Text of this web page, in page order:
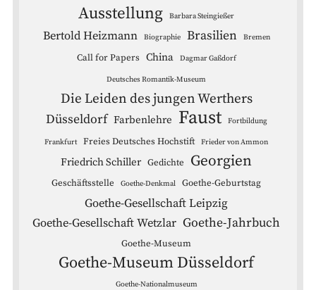
Ausstellung Barbara Steingießer
Bertold Heizmann Biographie Brasilien Bremen
Call for Papers China Dagmar Gaßdorf
Deutsches Romantik-Museum
Die Leiden des jungen Werthers
Düsseldorf Farbenlehre Faust Fortbildung
Frankfurt Freies Deutsches Hochstift Frieder von Ammon
Friedrich Schiller Gedichte Georgien
Geschäftsstelle Goethe-Denkmal Goethe-Geburtstag
Goethe-Gesellschaft Leipzig
Goethe-Gesellschaft Wetzlar Goethe-Jahrbuch
Goethe-Museum
Goethe-Museum Düsseldorf
Goethe-Nationalmuseum